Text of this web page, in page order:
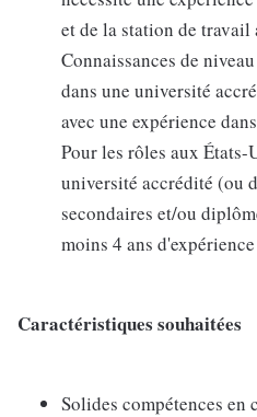
et de la station de
Connaissances de
dans une université
avec une expérience
Pour les rôles aux États-
université accrédité (ou
secondaires et/ou
moins 4 ans
Caractéristiques souhaitées
Solides compétences